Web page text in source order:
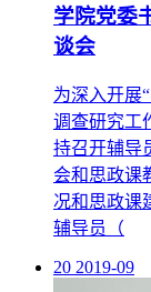
为深入开展
调查研究工
持召开辅导
会和思政课
况和思政课
辅导员（
20 2019-09